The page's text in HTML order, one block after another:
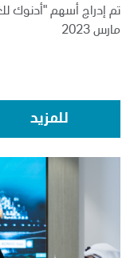
مارس 2023
للمزيد